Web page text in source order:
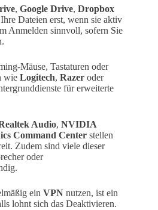
, Google Drive, Dropbox
Dateien erst, wenn sie aktiv
Anmelden sinnvoll, sofern Sie
Mäuse, Tastaturen oder
wie Logitech, Razer oder
für erweiterte
Audio, NVIDIA
Command Center stellen
Zudem sind viele dieser
oder
ein VPN nutzen, ist ein
lohnt sich das Deaktivieren.